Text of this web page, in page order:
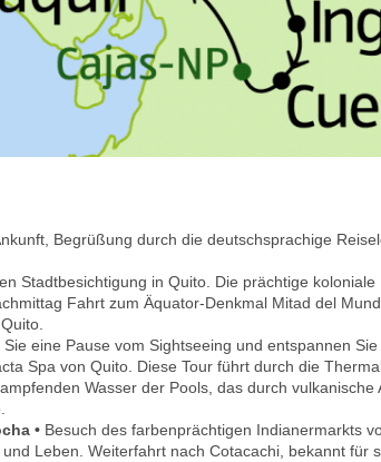
Begrüßung durch die deutschsprachige
Stadtbesichtigung in Quito. Die prächtige
Fahrt zum Äquator-Denkmal Mitad del
Sie eine Pause vom Sightseeing und entspannen
Spa von Quito. Diese Tour führt durch die
Wasser der Pools, das durch vulkanische
• Besuch des farbenprächtigen Indianermarkts
Leben. Weiterfahrt nach Cotacachi, bekannt für